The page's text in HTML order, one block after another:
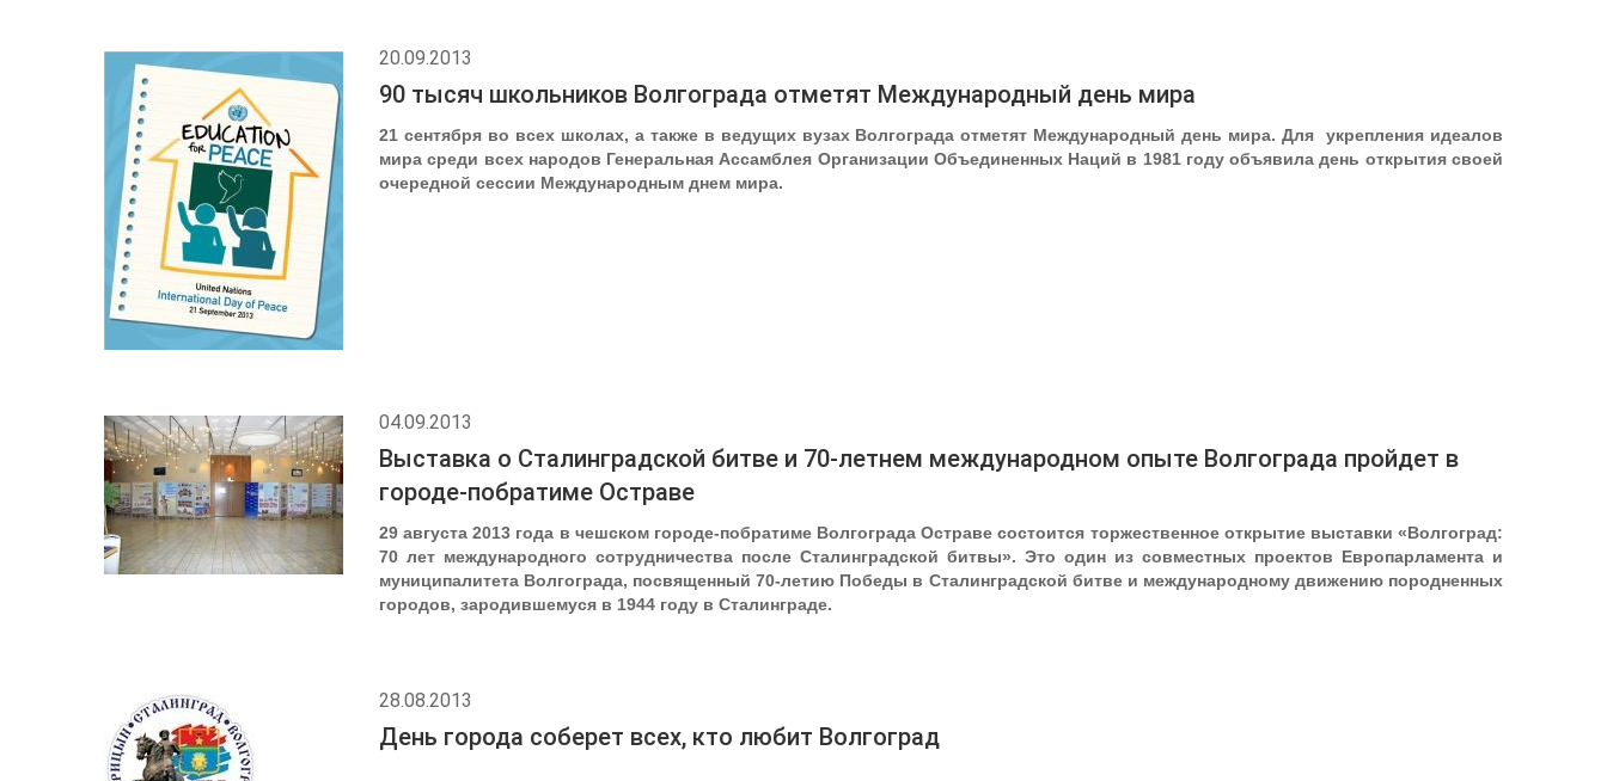
20.09.2013
90 тысяч школьников Волгограда отметят Международный день мира
21 сентября во всех школах, а также в ведущих вузах Волгограда отметят Международный день мира. Для укрепления идеалов
мира среди всех народов Генеральная Ассамблея Организации Объединенных Наций в 1981 году объявила день открытия своей
очередной сессии Международным днем мира.
04.09.2013
Выставка о Сталинградской битве и 70-летнем международном опыте Волгограда пройдет в
городе-побратиме Остраве
29 августа 2013 года в чешском городе-побратиме Волгограда Остраве состоится торжественное открытие выставки «Волгоград:
70 лет международного сотрудничества после Сталинградской битвы». Это один из совместных проектов Европарламента и
муниципалитета Волгограда, посвященный 70-летию Победы в Сталинградской битве и международному движению породненных
городов, зародившемуся в 1944 году в Сталинграде.
28.08.2013
День города соберет всех, кто любит Волгоград